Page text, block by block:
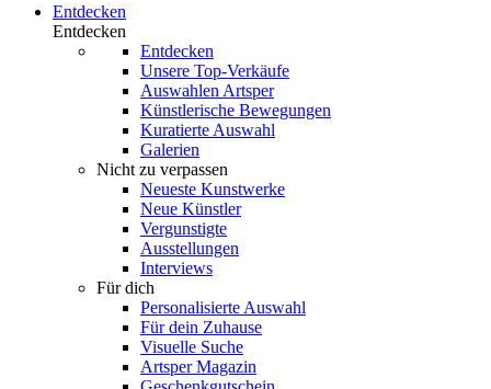
Entdecken
Entdecken
Entdecken
Unsere Top-Verkäufe
Auswahlen Artsper
Künstlerische Bewegungen
Kuratierte Auswahl
Galerien
Nicht zu verpassen
Neueste Kunstwerke
Neue Künstler
Vergunstigte
Ausstellungen
Interviews
Für dich
Personalisierte Auswahl
Für dein Zuhause
Visuelle Suche
Artsper Magazin